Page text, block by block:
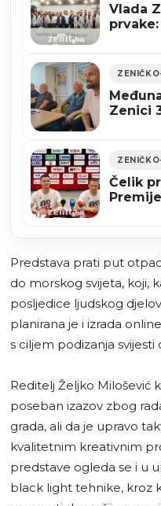
Vlada
Zenici
Čelik
Predstava prati put
do morskog svijeta, koji,
posljedice ljudskog
planirana je i izrada
s ciljem podizanja svijesti
Reditelj Željko Milošević
poseban izazov zbog
grada, ali da je upravo
kvalitetnim kreativnim
predstave ogleda se i u
black light tehnike, kroz